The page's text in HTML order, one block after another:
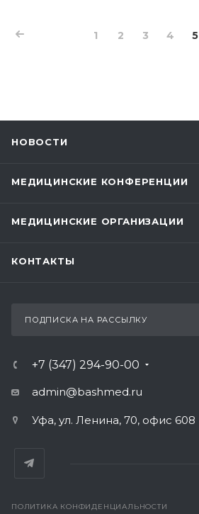
1 2 3 4 5
НОВОСТИ
МЕДИЦИНСКИЕ КОНФЕРЕНЦИИ
МЕДИЦИНСКИЕ ОРГАНИЗАЦИИ
КОНТАКТЫ
ПОДПИСКА НА РАССЫЛКУ
+7 (347) 294-90-00
admin@bashmed.ru
Уфа, ул. Ленина, 70, офис 608
ПОЛИТИКА КОНФИДЕНЦИАЛЬНОСТИ